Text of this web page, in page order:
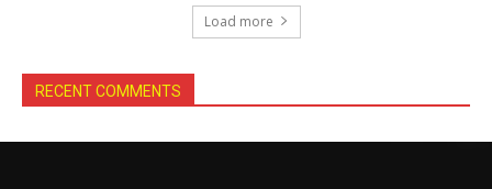
Load more
RECENT COMMENTS